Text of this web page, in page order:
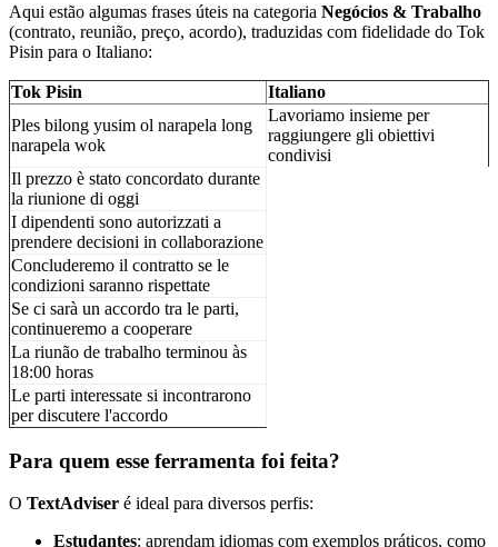
Aqui estão algumas frases úteis na categoria Negócios & Trabalho
(contrato, reunião, preço, acordo), traduzidas com fidelidade do Tok
Pisin para o Italiano:
Tok Pisin
Italiano
Ples bilong yusim ol narapela long
narapela wok
Lavoriamo insieme per
raggiungere gli obiettivi
condivisi
Il prezzo è stato concordato durante
la riunione di oggi
I dipendenti sono autorizzati a
prendere decisioni in collaborazione
Concluderemo il contratto se le
condizioni saranno rispettate
Se ci sarà un accordo tra le parti,
continueremo a cooperare
La riunão de trabalho terminou às
18:00 horas
Le parti interessate si incontrarono
per discutere l'accordo
Para quem esse ferramenta foi feita?
O TextAdviser é ideal para diversos perfis:
Estudantes: aprendam idiomas com exemplos práticos, como